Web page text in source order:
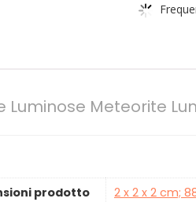
Luminose Meteorite
prodotto
‎2 x 2 x 2 cm;